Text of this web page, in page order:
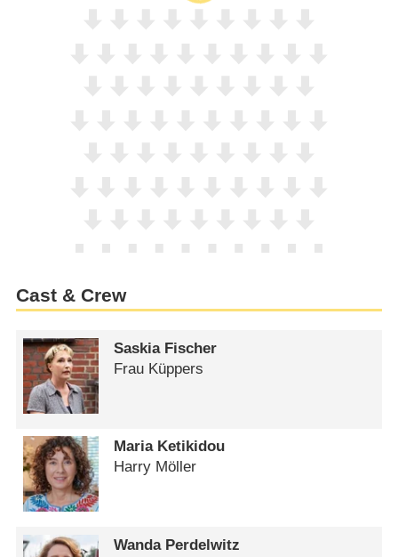
Cast & Crew
Saskia Fischer
Frau Küppers
Maria Ketikidou
Harry Möller
Wanda Perdelwitz